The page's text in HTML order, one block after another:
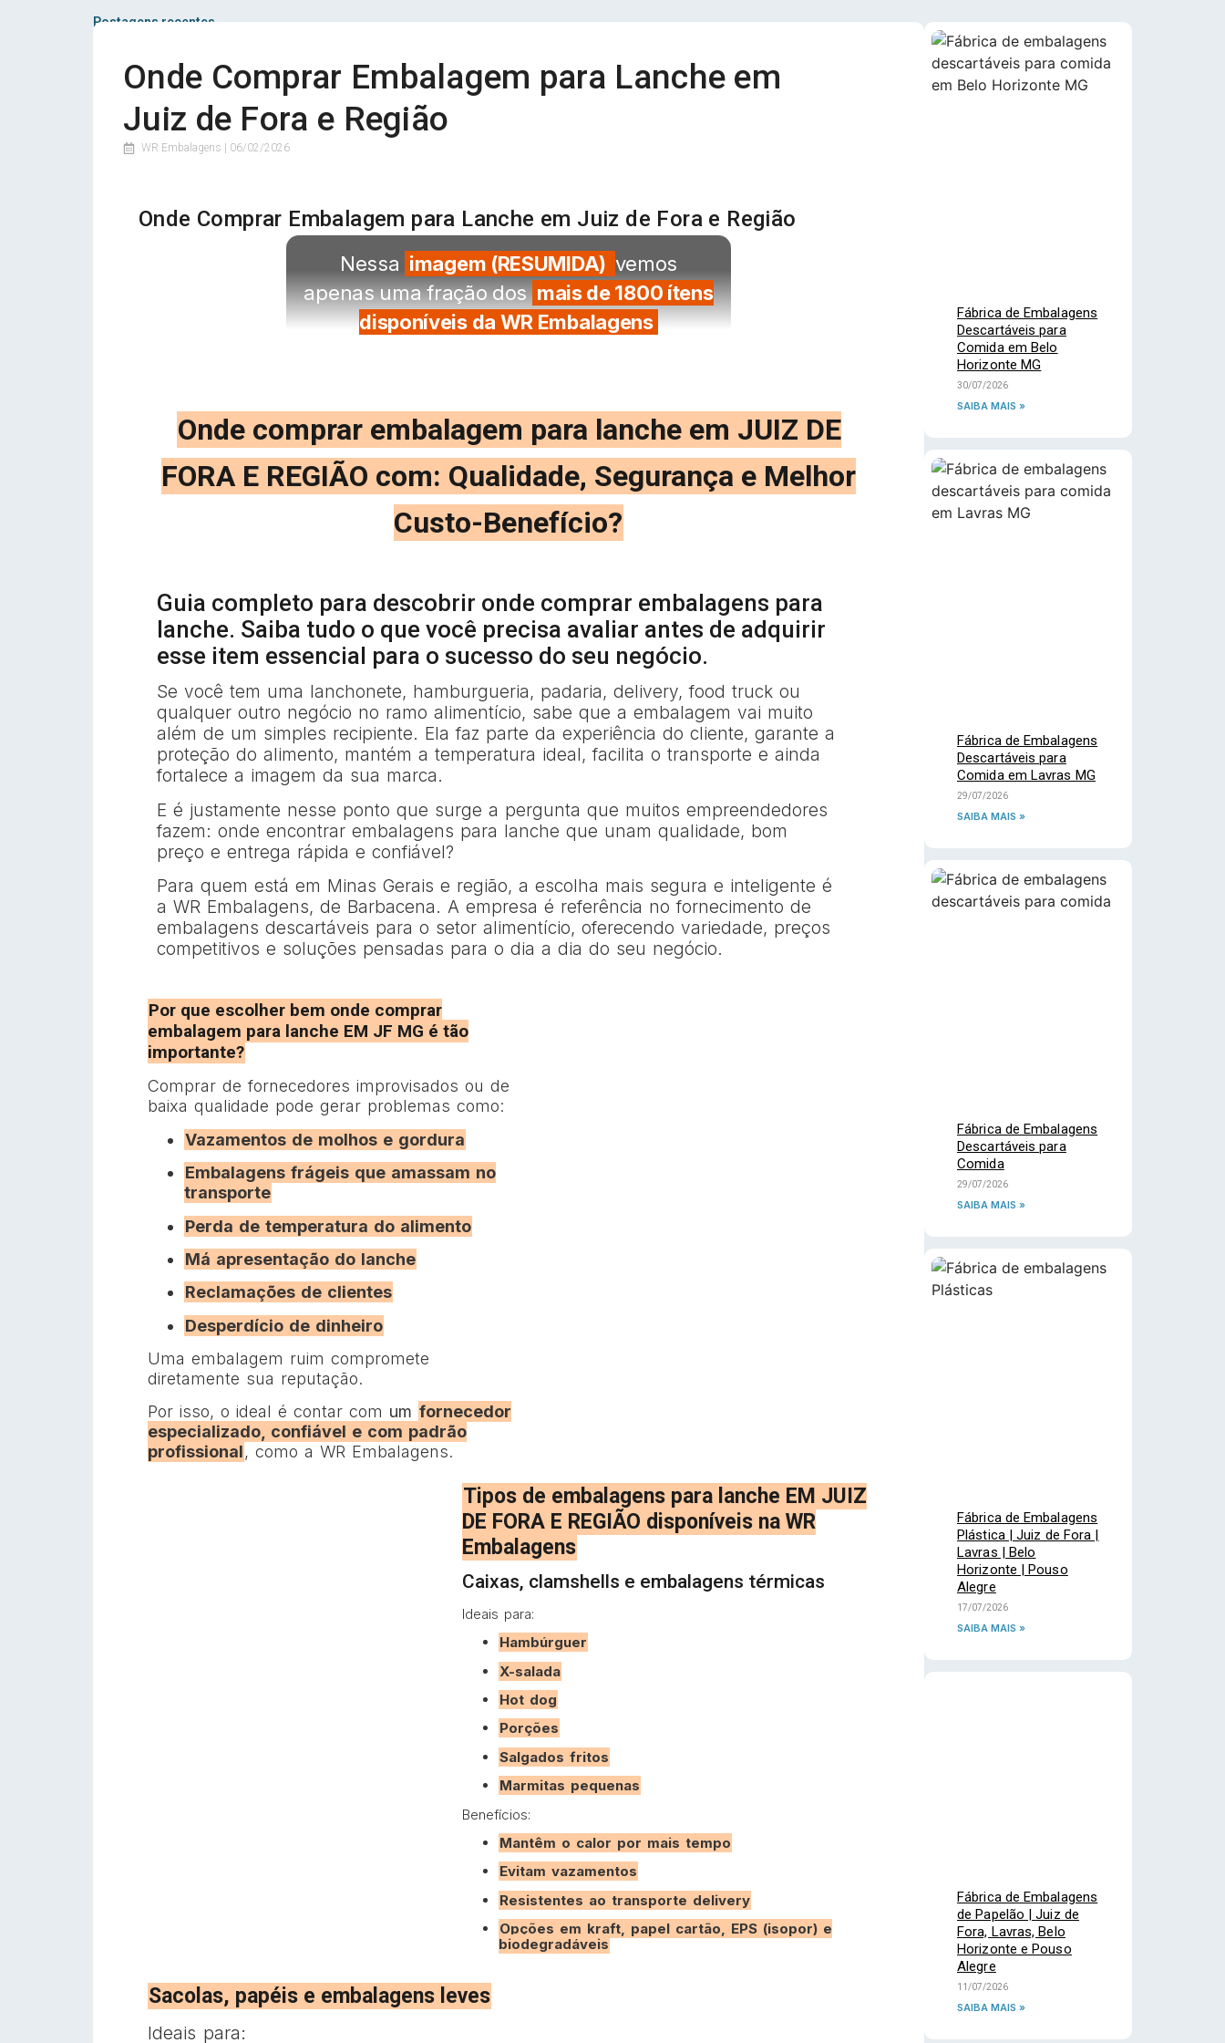
Postagens recentes
Onde Comprar Embalagem para Lanche em
Juiz de Fora e Região
WR Embalagens | 06/02/2026
Onde Comprar Embalagem para Lanche em Juiz de Fora e Região
Nessa imagem (RESUMIDA) vemos
apenas uma fração dos mais de 1800 ítens
disponíveis da WR Embalagens
Onde comprar embalagem para lanche em JUIZ DE
FORA E REGIÃO com: Qualidade, Segurança e Melhor
Custo-Benefício?
Guia completo para descobrir onde comprar embalagens para
lanche. Saiba tudo o que você precisa avaliar antes de adquirir
esse item essencial para o sucesso do seu negócio.
Se você tem uma lanchonete, hamburgueria, padaria, delivery, food truck ou
qualquer outro negócio no ramo alimentício, sabe que a embalagem vai muito
além de um simples recipiente. Ela faz parte da experiência do cliente, garante a
proteção do alimento, mantém a temperatura ideal, facilita o transporte e ainda
fortalece a imagem da sua marca.
E é justamente nesse ponto que surge a pergunta que muitos empreendedores
fazem: onde encontrar embalagens para lanche que unam qualidade, bom
preço e entrega rápida e confiável?
Para quem está em Minas Gerais e região, a escolha mais segura e inteligente é
a WR Embalagens, de Barbacena. A empresa é referência no fornecimento de
embalagens descartáveis para o setor alimentício, oferecendo variedade, preços
competitivos e soluções pensadas para o dia a dia do seu negócio.
Por que escolher bem onde comprar
embalagem para lanche EM JF MG é tão
importante?
Comprar de fornecedores improvisados ou de
baixa qualidade pode gerar problemas como:
Vazamentos de molhos e gordura
Embalagens frágeis que amassam no
transporte
Perda de temperatura do alimento
Má apresentação do lanche
Reclamações de clientes
Desperdício de dinheiro
Uma embalagem ruim compromete
diretamente sua reputação.
Por isso, o ideal é contar com um fornecedor
especializado, confiável e com padrão
profissional, como a WR Embalagens.
Tipos de embalagens para lanche EM JUIZ
DE FORA E REGIÃO disponíveis na WR
Embalagens
Caixas, clamshells e embalagens térmicas
Ideais para:
Hambúrguer
X-salada
Hot dog
Porções
Salgados fritos
Marmitas pequenas
Benefícios:
Mantêm o calor por mais tempo
Evitam vazamentos
Resistentes ao transporte delivery
Opções em kraft, papel cartão, EPS (isopor) e
biodegradáveis
Sacolas, papéis e embalagens leves
Ideais para:
Fábrica de Embalagens
Descartáveis para
Comida em Belo
Horizonte MG
30/07/2026
SAIBA MAIS »
Fábrica de Embalagens
Descartáveis para
Comida em Lavras MG
29/07/2026
SAIBA MAIS »
Fábrica de Embalagens
Descartáveis para
Comida
29/07/2026
SAIBA MAIS »
Fábrica de Embalagens
Plástica | Juiz de Fora |
Lavras | Belo
Horizonte | Pouso
Alegre
17/07/2026
SAIBA MAIS »
Fábrica de Embalagens
de Papelão | Juiz de
Fora, Lavras, Belo
Horizonte e Pouso
Alegre
11/07/2026
SAIBA MAIS »